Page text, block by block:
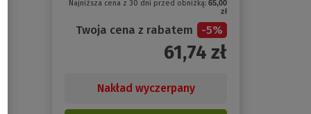
Najniższa cena z 30 dni przed obniżką: 65,00
zł
Twoja cena z rabatem -5%
61,74 zł
Nakład wyczerpany